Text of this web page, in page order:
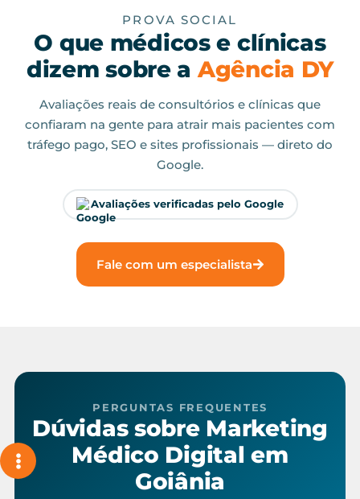
PROVA SOCIAL
O que médicos e clínicas
dizem sobre a Agência DY
Avaliações reais de consultórios e clínicas que
confiaram na gente para atrair mais pacientes com
tráfego pago, SEO e sites profissionais — direto do
Google.
Avaliações verificadas pelo Google
Fale com um especialista
PERGUNTAS FREQUENTES
Dúvidas sobre Marketing
Médico Digital em
Goiânia